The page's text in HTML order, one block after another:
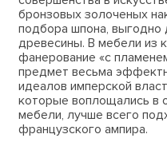
бронзовых золоченых
подбора шпона,
древесины. В мебели из
фанерование «с
предмет весьма
идеалов имперской
которые воплощались в
мебели, лучше всего
французского ампира.